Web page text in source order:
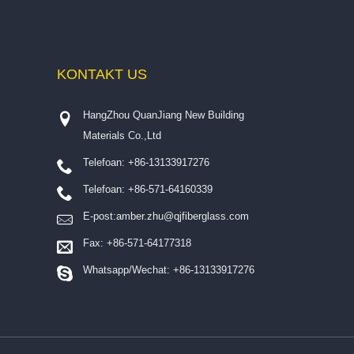
KONTAKT US
HangZhou QuanJiang New Building
Materials Co.,Ltd
Telefoan: +86-13133917276
Telefoan: +86-571-64160339
E-post:amber.zhu@qjfiberglass.com
Fax: +86-571-64177318
Whatsapp/Wechat: +86-13133917276